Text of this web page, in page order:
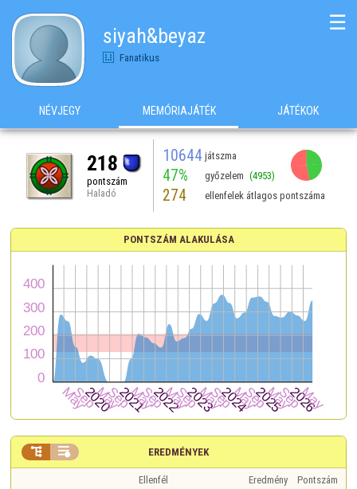
siyah&beyaz
Fanatikus
☰
NÉVJEGY MEMÓRIAJÁTÉK JÁTÉKOK
218
pontszám
Haladó
10644 játszma
47% győzelem (4953)
274 ellenfelek átlagos pontszáma
PONTSZÁM ALAKULÁSA
EREDMÉNYEK
 
Ellenfél Eredmény
Pontszám